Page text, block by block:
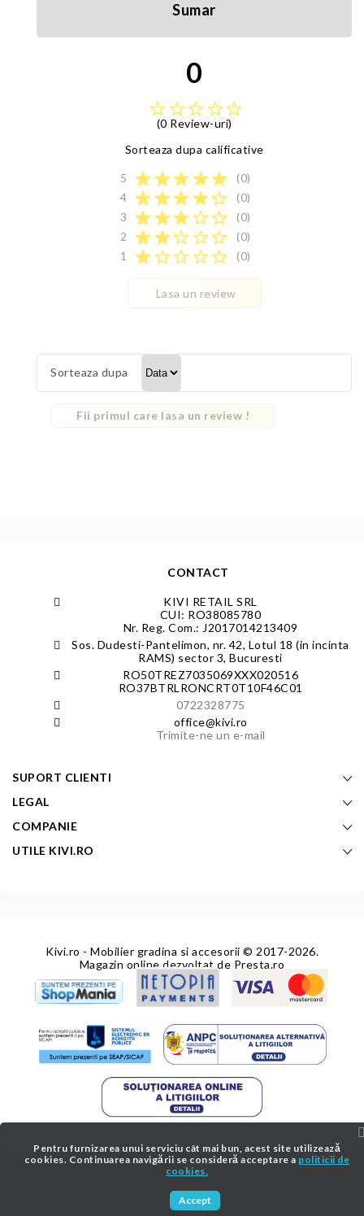
Sumar
0
star_borderstar_borderstar_borderstar_borderstar_border
(0 Review-uri)
Sorteaza dupa calificative
5 starstarstarstarstar
(0)
4 starstarstarstarstar_border
(0)
3
starstarstarstar_borderstar_border
(0)
2
starstarstar_borderstar_borderstar_border
(0)
1
starstar_borderstar_borderstar_borderstar_border (0)
Lasa un review
Sorteaza dupa
Fii primul care lasa un review !
CONTACT
KIVI RETAIL SRL
CUI: RO38085780
Nr. Reg. Com.: J2017014213409
Sos. Dudesti-Pantelimon, nr. 42, Lotul 18 (in incinta
RAMS) sector 3, Bucuresti
RO50TREZ7035069XXX020516
RO37BTRLRONCRT0T10F46C01
0722328775
office@kivi.ro
Trimite-ne un e-mail
SUPORT CLIENTI
LEGAL
COMPANIE
UTILE KIVI.RO
Kivi.ro - Mobilier gradina si accesorii © 2017-2026.
Magazin online dezvoltat de Presta.ro
Pentru furnizarea unui serviciu cât mai bun, acest site utilizează
cookies. Continuarea navigării se consideră acceptare a politicii de
cookies.
Accept